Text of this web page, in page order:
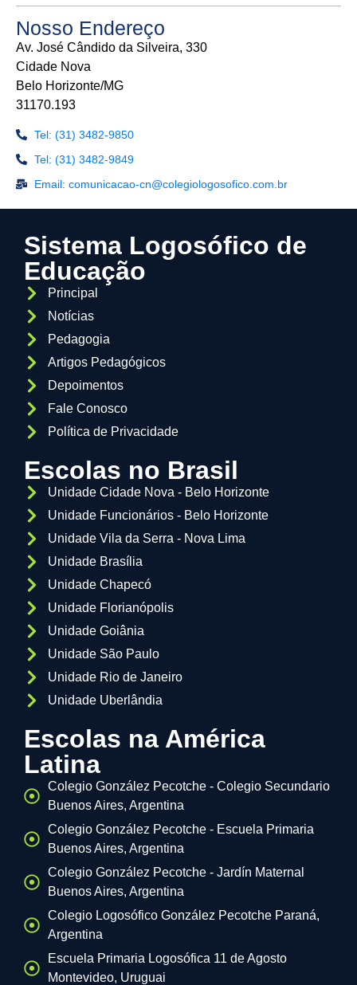
Nosso Endereço
Av. José Cândido da Silveira, 330
Cidade Nova
Belo Horizonte/MG
31170.193
Tel: (31) 3482-9850
Tel: (31) 3482-9849
Email: comunicacao-cn@colegiologosofico.com.br
Sistema Logosófico de
Educação
Principal
Notícias
Pedagogia
Artigos Pedagógicos
Depoimentos
Fale Conosco
Política de Privacidade
Escolas no Brasil
Unidade Cidade Nova - Belo Horizonte
Unidade Funcionários - Belo Horizonte
Unidade Vila da Serra - Nova Lima
Unidade Brasília
Unidade Chapecó
Unidade Florianópolis
Unidade Goiânia
Unidade São Paulo
Unidade Rio de Janeiro
Unidade Uberlândia
Escolas na América
Latina
Colegio González Pecotche - Colegio Secundario
Buenos Aires, Argentina
Colegio González Pecotche - Escuela Primaria
Buenos Aires, Argentina
Colegio González Pecotche - Jardín Maternal
Buenos Aires, Argentina
Colegio Logosófico González Pecotche Paraná,
Argentina
Escuela Primaria Logosófica 11 de Agosto
Montevideo, Uruguai